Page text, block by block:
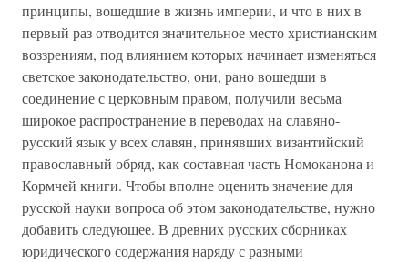
принципы, вошедшие в жизнь империи, и что в них в
первый раз отводится значительное место христианским
воззрениям, под влиянием которых начинает изменяться
светское законодательство, они, рано вошедши в
соединение с церковным правом, получили весьма
широкое распространение в переводах на славяно-
русский язык у всех славян, принявших византийский
православный обряд, как составная часть Номоканона и
Кормчей книги. Чтобы вполне оценить значение для
русской науки вопроса об этом законодательстве, нужно
добавить следующее. В древних русских сборниках
юридического содержания наряду с разными